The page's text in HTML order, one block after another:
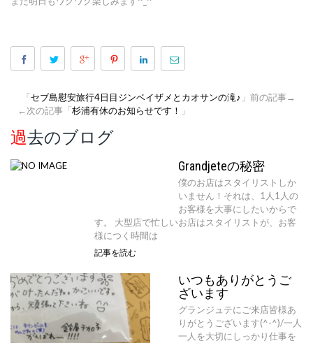
「セブ島慰安旅行4日目ジンベイザメとカオサンの滝♪ 」前の記事→
←次の記事「杉浦有休のお知らせです！ 」
過去のブログ
Grandjeteの秘密
僕のお店はスタイリストしか
いません！それは、1人1人の
お客様を大事にしたいからで
す。 大型店で忙しいお店はスタイリストが、お客
様につく時間は
記事を読む
いつもありがとうご
ざいます
グランジュテにご来店皆様あ
りがとうございます(^-^)/一人
一人を大切にしっかり仕事を